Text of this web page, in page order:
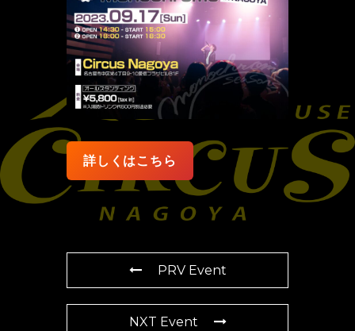
詳しくはこちら
PRV Event
NXT Event